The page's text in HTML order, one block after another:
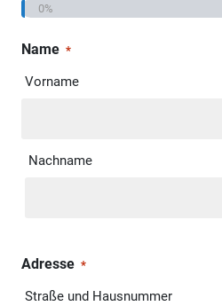
0%
Name *
Vorname
Nachname
Adresse *
Straße und Hausnummer